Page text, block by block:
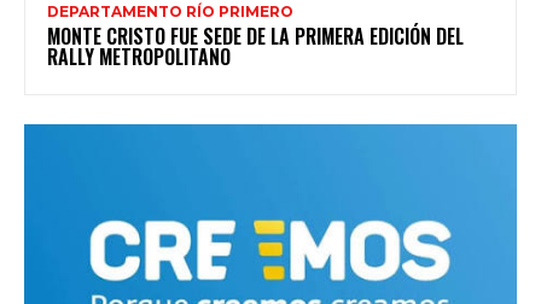
DEPARTAMENTO RÍO PRIMERO
MONTE CRISTO FUE SEDE DE LA PRIMERA EDICIÓN DEL
RALLY METROPOLITANO